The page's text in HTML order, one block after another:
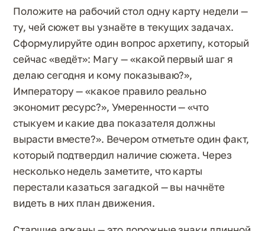
Положите на рабочий стол одну карту недели —
ту, чей сюжет вы узнаёте в текущих задачах.
Сформулируйте один вопрос архетипу, который
сейчас «ведёт»: Магу — «какой первый шаг я
делаю сегодня и кому показываю?»,
Императору — «какое правило реально
экономит ресурс?», Умеренности — «что
стыкуем и какие два показателя должны
вырасти вместе?». Вечером отметьте один факт,
который подтвердил наличие сюжета. Через
несколько недель заметите, что карты
перестали казаться загадкой — вы начнёте
видеть в них план движения.